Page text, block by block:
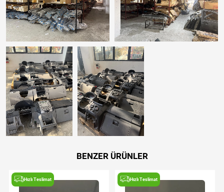
BENZER ÜRÜNLER
Hızlı Teslimat Hızlı Teslimat